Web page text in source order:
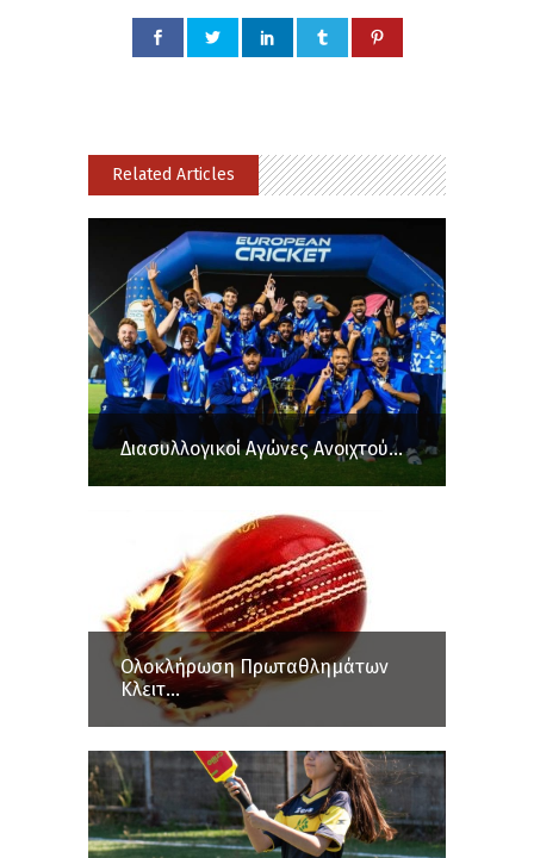
Related Articles
Διασυλλογικοί Αγώνες Ανοιχτού...
Ολοκλήρωση Πρωταθλημάτων
Κλειτ...